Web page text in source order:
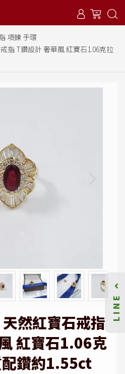
項鍊 手環
指 T鑽設計 奢華風 紅寶石1.06克拉
然紅寶石戒指
紅寶石1.06克
鑽約1.55ct
LINE